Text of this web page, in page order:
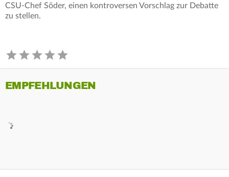
CSU-Chef Söder, einen kontroversen Vorschlag zur Debatte
zu stellen.
EMPFEHLUNGEN